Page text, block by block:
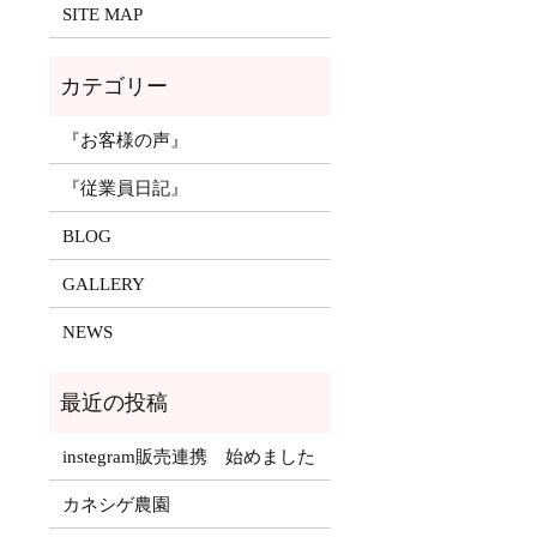
SITE MAP
『お客様の声』
『従業員日記』
BLOG
GALLERY
NEWS
instegram販売連携 始めました
カネシゲ農園